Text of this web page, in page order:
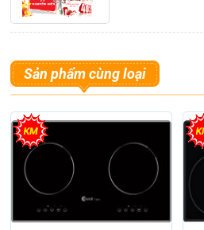
Sản phẩm cùng loại